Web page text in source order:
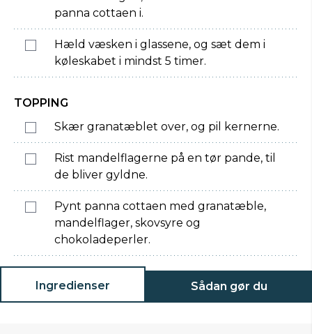
panna cottaen i.
Hæld væsken i glassene, og sæt dem i
køleskabet i mindst 5 timer.
TOPPING
Skær granatæblet over, og pil kernerne.
Rist mandelflagerne på en tør pande, til
de bliver gyldne.
Pynt panna cottaen med granatæble,
mandelflager, skovsyre og
chokoladeperler.
Ingredienser Sådan gør du